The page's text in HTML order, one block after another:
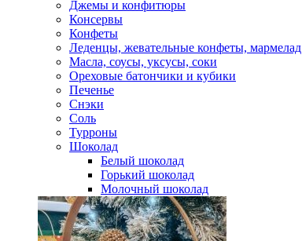
Джемы и конфитюры
Консервы
Конфеты
Леденцы, жевательные конфеты, мармелад
Масла, соусы, уксусы, соки
Ореховые батончики и кубики
Печенье
Снэки
Соль
Турроны
Шоколад
Белый шоколад
Горький шоколад
Молочный шоколад